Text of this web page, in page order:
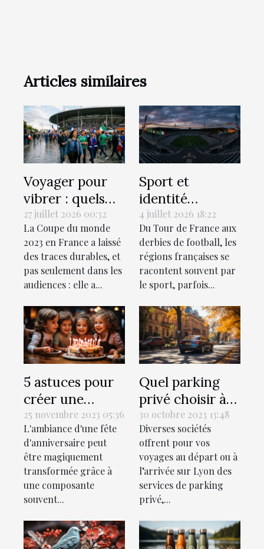
Articles similaires
Voyager pour
vibrer : quels
sont les stades
de rugby à
visiter
absolument ?
27 juillet 2026 00:32
La Coupe du monde
2023 en France a laissé
des traces durables, et
pas seulement dans les
audiences : elle a...
Sport et
identité
régionale : le
match invisible
des territoires
4 juillet 2026 18:22
Du Tour de France aux
derbies de football, les
régions françaises se
racontent souvent par
le sport, parfois...
5 astuces pour
créer une
playlist
personnalisée
pour la fête
d'anniversaire
parfaite
25 novembre 2023 05:36
L'ambiance d'une fête
d'anniversaire peut
être magiquement
transformée grâce à
une composante
souvent...
Quel parking
privé choisir à
Lyon lors de vos
voyages ?
30 octobre 2023 13:48
Diverses sociétés
offrent pour vos
voyages au départ ou à
l’arrivée sur Lyon des
services de parking
privé,...